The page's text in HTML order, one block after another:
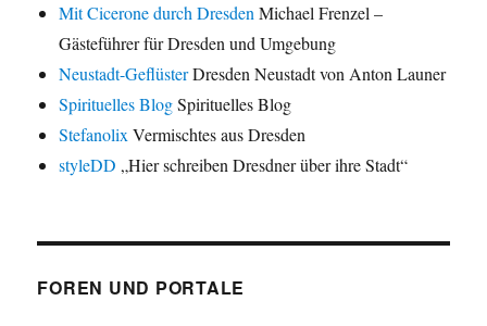
Mit Cicerone durch Dresden Michael Frenzel –
Gästeführer für Dresden und Umgebung
Neustadt-GeflüsterDresden Neustadt von Anton Launer
Spirituelles BlogSpirituelles Blog
Stefanolix Vermischtes aus Dresden
styleDD „Hier schreiben Dresdner über ihre Stadt“
FOREN UND PORTALE